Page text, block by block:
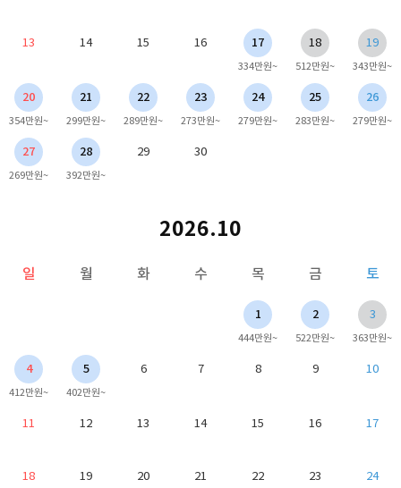
13 14 15 16 17
334만원~
18
512만원~
19
343만원~
20
354만원~
21
299만원~
22
289만원~
23
273만원~
24
279만원~
25
283만원~
26
279만원~
27
269만원~
28
392만원~
29 30
2026.10
일 월 화 수 목 금 토
1
444만원~
2
522만원~
3
363만원~
4
412만원~
5
402만원~
6 7 8 9 10
11 12 13 14 15 16 17
18 19 20 21 22 23 24